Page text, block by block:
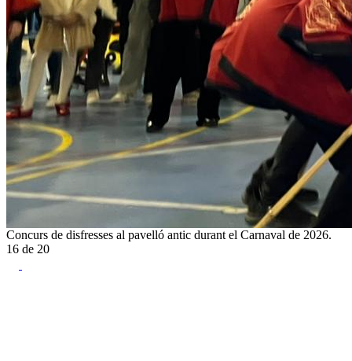
Concurs de disfresses al pavelló antic durant el Carnaval de 2026.
16 de 20